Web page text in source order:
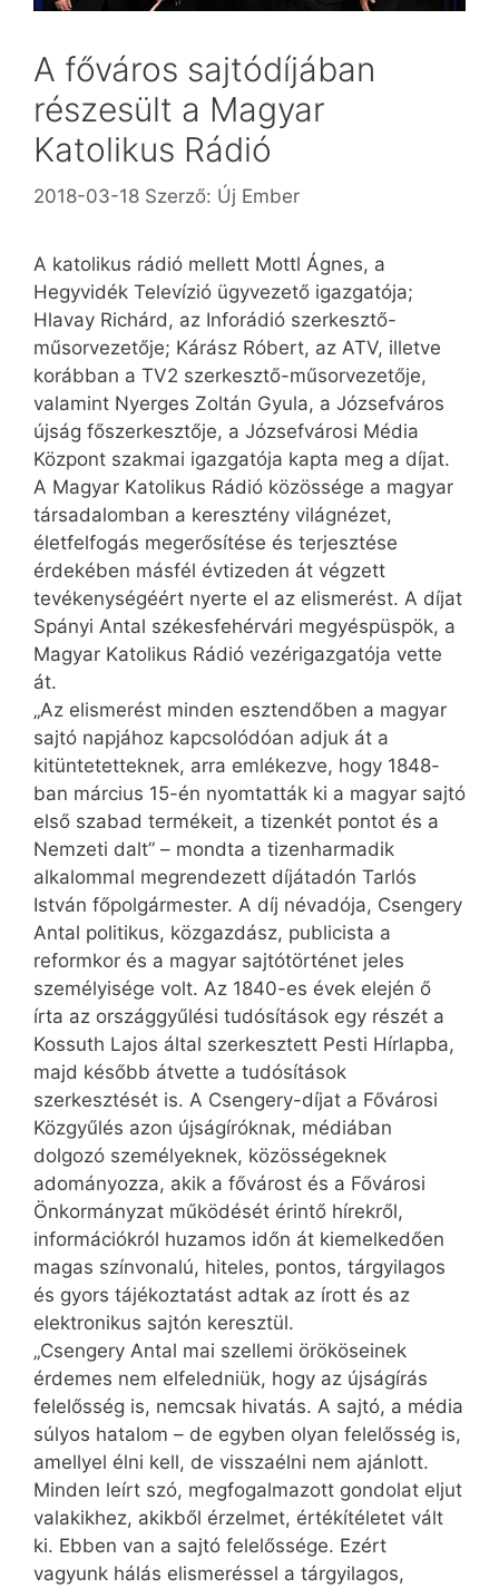
A főváros sajtódíjában
részesült a Magyar
Katolikus Rádió
2018-03-18 Szerző: Új Ember
A katolikus rádió mellett Mottl Ágnes, a
Hegyvidék Televízió ügyvezető igazgatója;
Hlavay Richárd, az Inforádió szerkesztő-
műsorvezetője; Kárász Róbert, az ATV, illetve
korábban a TV2 szerkesztő-műsorvezetője,
valamint Nyerges Zoltán Gyula, a Józsefváros
újság főszerkesztője, a Józsefvárosi Média
Központ szakmai igazgatója kapta meg a díjat.
A Magyar Katolikus Rádió közössége a magyar
társadalomban a keresztény világnézet,
életfelfogás megerősítése és terjesztése
érdekében másfél évtizeden át végzett
tevékenységéért nyerte el az elismerést. A díjat
Spányi Antal székesfehérvári megyéspüspök, a
Magyar Katolikus Rádió vezérigazgatója vette
át.
„Az elismerést minden esztendőben a magyar
sajtó napjához kapcsolódóan adjuk át a
kitüntetetteknek, arra emlékezve, hogy 1848-
ban március 15-én nyomtatták ki a magyar sajtó
első szabad termékeit, a tizenkét pontot és a
Nemzeti dalt” – mondta a tizenharmadik
alkalommal megrendezett díjátadón Tarlós
István főpolgármester. A díj névadója, Csengery
Antal politikus, közgazdász, publicista a
reformkor és a magyar sajtótörténet jeles
személyisége volt. Az 1840-es évek elején ő
írta az országgyűlési tudósítások egy részét a
Kossuth Lajos által szerkesztett Pesti Hírlapba,
majd később átvette a tudósítások
szerkesztését is. A Csengery-díjat a Fővárosi
Közgyűlés azon újságíróknak, médiában
dolgozó személyeknek, közösségeknek
adományozza, akik a fővárost és a Fővárosi
Önkormányzat működését érintő hírekről,
információkról huzamos időn át kiemelkedően
magas színvonalú, hiteles, pontos, tárgyilagos
és gyors tájékoztatást adtak az írott és az
elektronikus sajtón keresztül.
„Csengery Antal mai szellemi örököseinek
érdemes nem elfeledniük, hogy az újságírás
felelősség is, nemcsak hivatás. A sajtó, a média
súlyos hatalom – de egyben olyan felelősség is,
amellyel élni kell, de visszaélni nem ajánlott.
Minden leírt szó, megfogalmazott gondolat eljut
valakikhez, akikből érzelmet, értékítéletet vált
ki. Ebben van a sajtó felelőssége. Ezért
vagyunk hálás elismeréssel a tárgyilagos,